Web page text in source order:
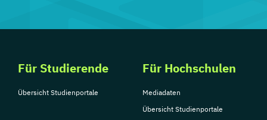
Für Studierende
Übersicht Studienportale
Für Hochschulen
Mediadaten
Übersicht Studienportale